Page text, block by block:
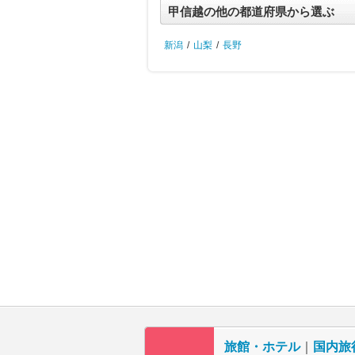
甲信越の他の都道府県から選ぶ
新潟 / 山梨 / 長野
旅館・ホテル｜ 国内旅